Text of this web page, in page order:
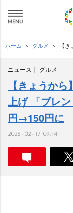
ホーム グルメ 【
ニュース グルメ
【きょうか
上げ 「ブレ
円→150円に
2026-02-17 09:14